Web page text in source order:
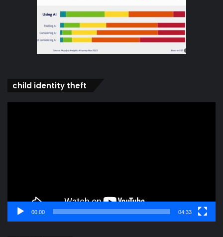
child identity theft
00:00 04:33